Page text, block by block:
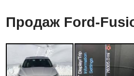
Продаж Ford-